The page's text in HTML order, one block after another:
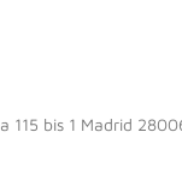
115 bis 1 Madrid